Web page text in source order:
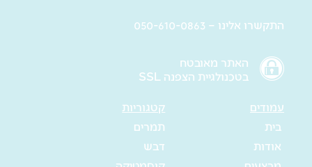
התקשרו אלינו – 050-610-0863
האתר מאובטח
בטכנולגיית הצפנה SSL
עמודים
בית
אודות
קטגוריות
תמרים
דבש